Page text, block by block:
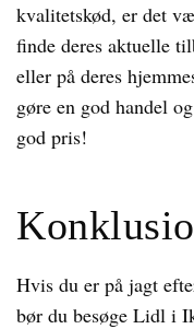
kvalitetskød, er det
finde deres aktuelle
eller på deres
gøre en god handel
god pris!
Hvis du er på jagt
bør du besøge Lidl i